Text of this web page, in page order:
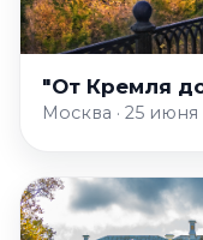
"От Кремля
Москва · 25 июня